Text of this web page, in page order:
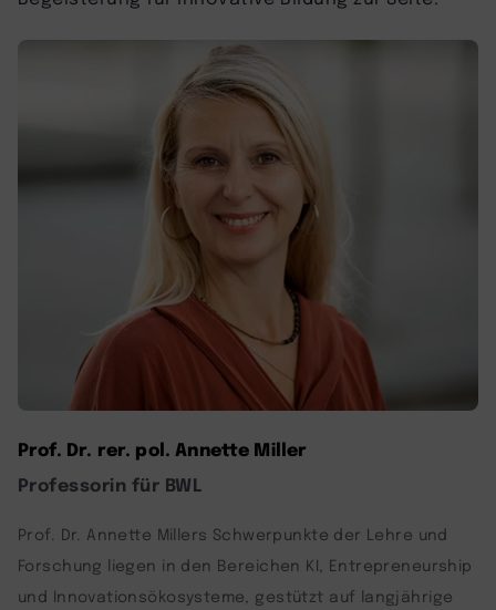
Prof. Dr. rer. pol. Annette Miller
Professorin für BWL
Prof. Dr. Annette Millers Schwerpunkte der Lehre und
Forschung liegen in den Bereichen KI, Entrepreneurship
und Innovationsökosysteme, gestützt auf langjährige